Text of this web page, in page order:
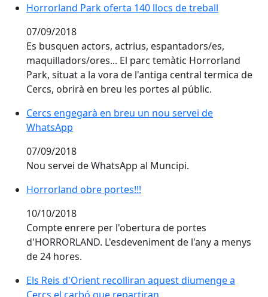
Horrorland Park oferta 140 llocs de treball
Horrorland Park oferta 140 llocs de treball
07/09/2018
Es busquen actors, actrius, espantadors/es,
maquilladors/ores... El parc temàtic Horrorland
Park, situat a la vora de l'antiga central termica de
Cercs, obrirà en breu les portes al públic.
Cercs engegarà en breu un nou servei de WhatsApp
Cercs engegarà en breu un nou servei de
WhatsApp
07/09/2018
Nou servei de WhatsApp al Muncipi.
Horrorland obre portes!!!
Horrorland obre portes!!!
10/10/2018
Compte enrere per l'obertura de portes
d'HORRORLAND. L'esdeveniment de l'any a menys
de 24 hores.
Els Reis d'Orient recolliran aquest diumenge a
Els Reis d'Orient recolliran aquest diumenge a